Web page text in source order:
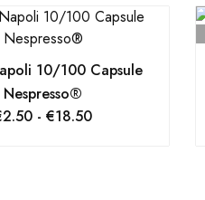
10/100 Capsule
Nespresso®
2.50 - €18.50